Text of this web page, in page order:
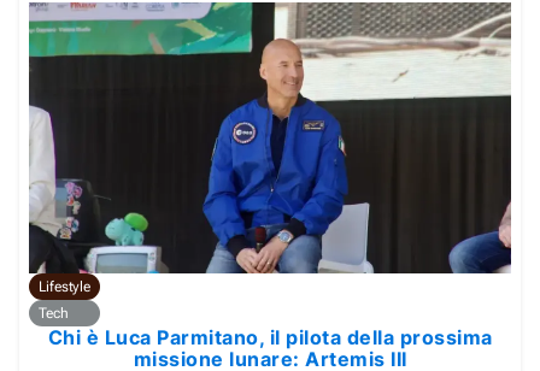
Lifestyle
Tech
Chi è Luca Parmitano, il pilota della prossima
missione lunare: Artemis III